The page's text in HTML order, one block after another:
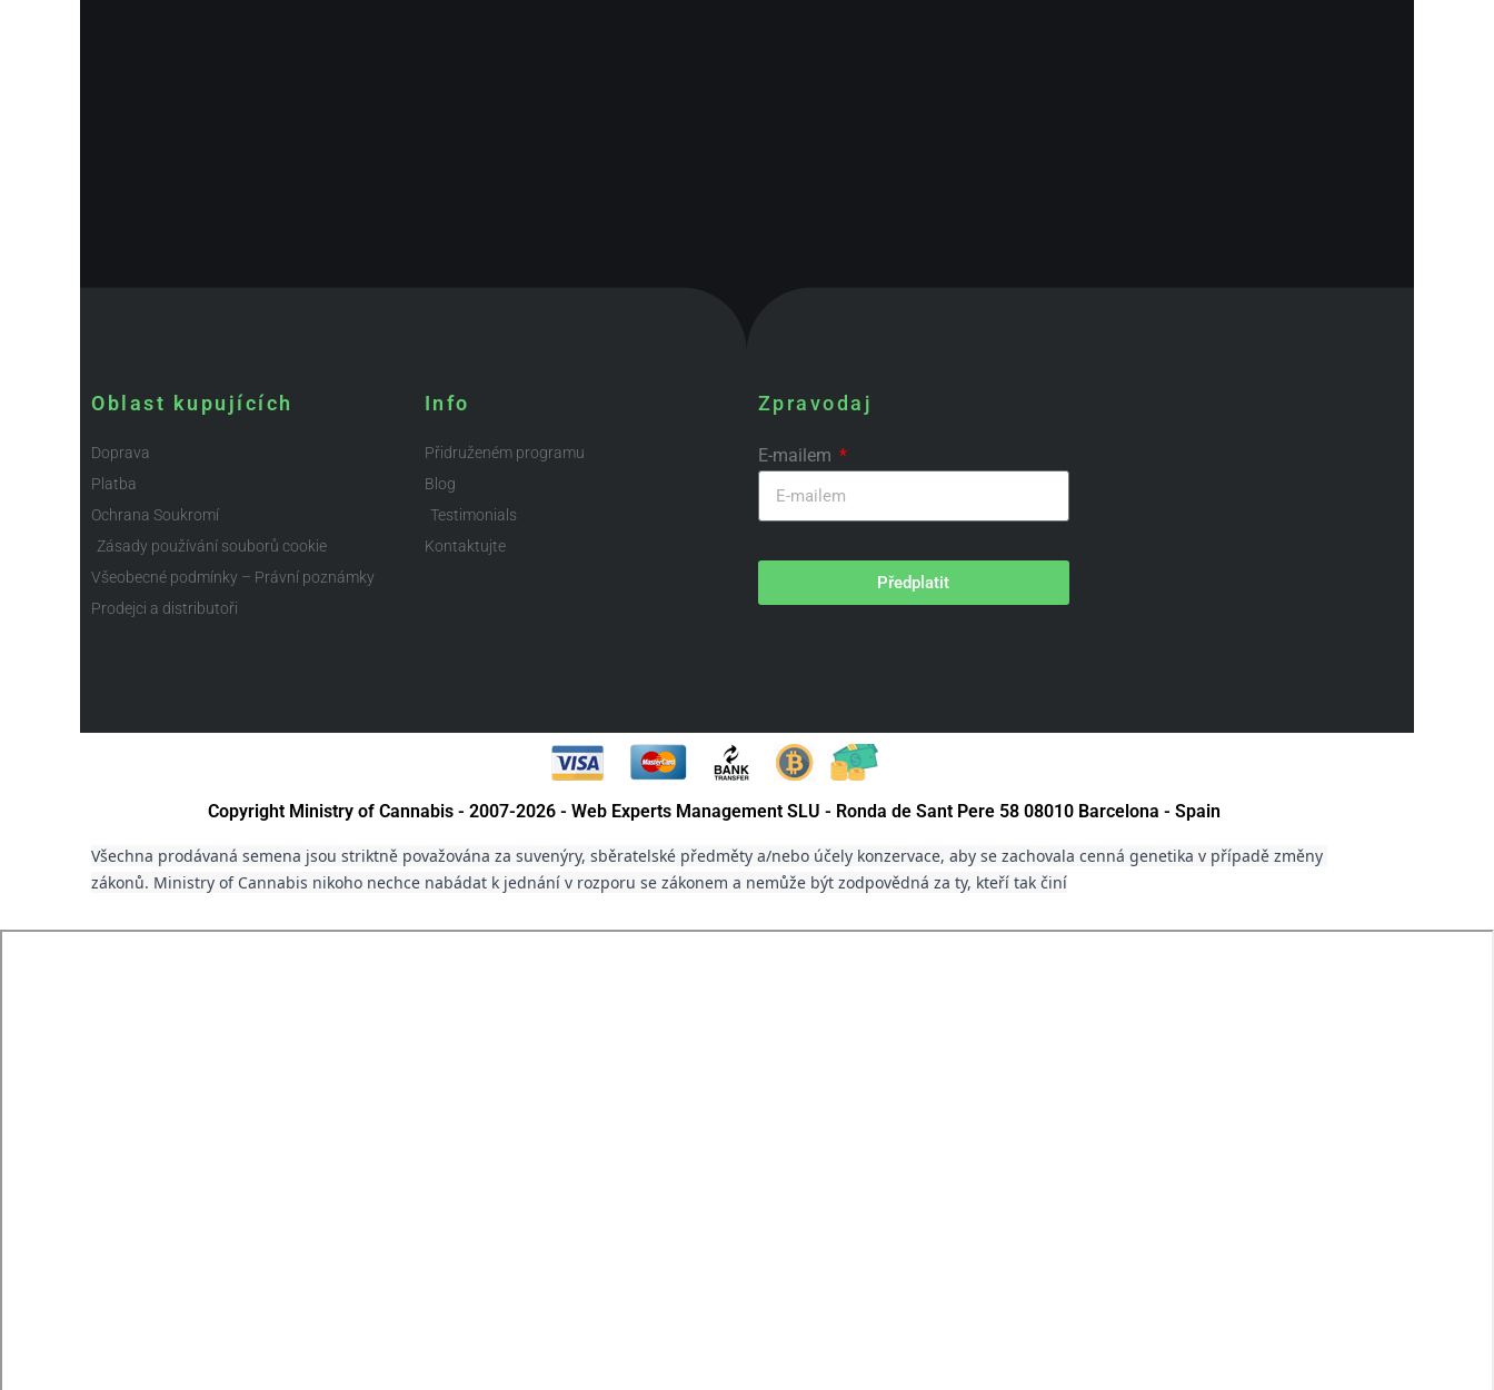
Oblast kupujících
Doprava
Platba
Ochrana Soukromí
Zásady používání souborů cookie
Všeobecné podmínky – Právní poznámky
Prodejci a distributoři
Info
Přidruženém programu
Blog
Testimonials
Kontaktujte
Zpravodaj
E-mailem
Předplatit
Copyright Ministry of Cannabis - 2007-2026 - Web Experts Management SLU - Ronda de Sant Pere 58 08010 Barcelona - Spain
Všechna prodávaná semena jsou striktně považována za suvenýry, sběratelské předměty a/nebo účely konzervace, aby se zachovala cenná genetika v případě změny
zákonů. Ministry of Cannabis nikoho nechce nabádat k jednání v rozporu se zákonem a nemůže být zodpovědná za ty, kteří tak činí